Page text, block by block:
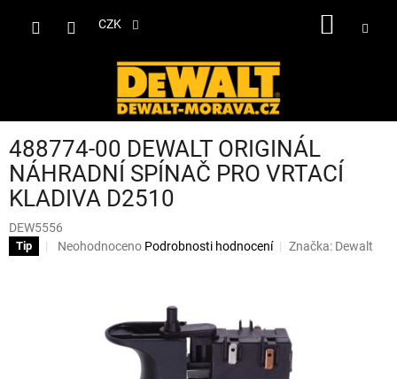
CZK
488774-00 DEWALT ORIGINÁL
NÁHRADNÍ SPÍNAČ PRO VRTACÍ
KLADIVA D2510
DEW5556
Tip
Průměrné
Neohodnoceno Podrobnosti hodnocení Značka: Dewalt